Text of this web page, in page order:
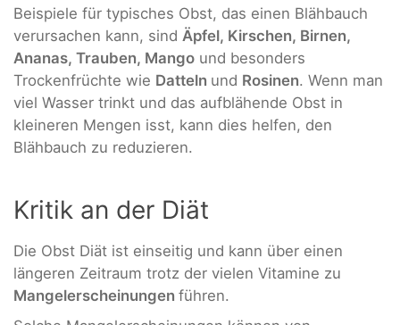
Beispiele für typisches Obst, das einen Blähbauch
verursachen kann, sind Äpfel, Kirschen, Birnen,
Ananas, Trauben, Mango und besonders
Trockenfrüchte wie Datteln und Rosinen. Wenn man
viel Wasser trinkt und das aufblähende Obst in
kleineren Mengen isst, kann dies helfen, den
Blähbauch zu reduzieren.
Kritik an der Diät
Die Obst Diät ist einseitig und kann über einen
längeren Zeitraum trotz der vielen Vitamine zu
Mangelerscheinungen führen.